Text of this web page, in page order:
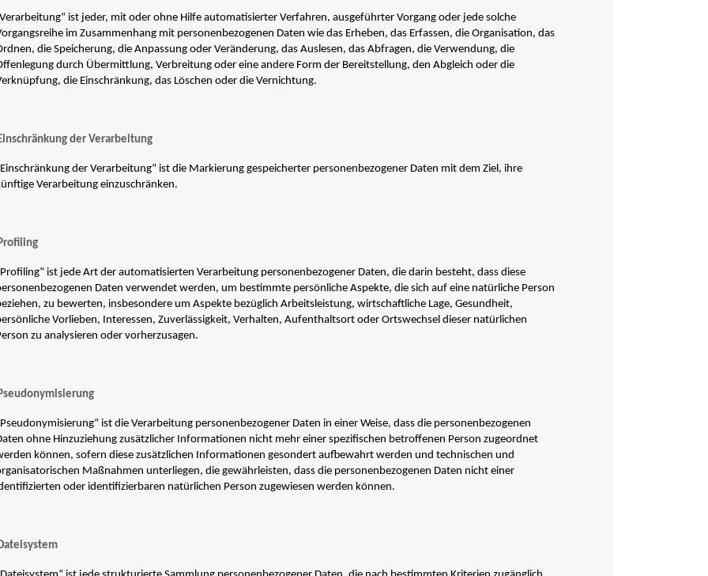
ist jeder, mit oder ohne Hilfe automatisierter Verfahren, ausgeführter Vorgang oder jede solche
im Zusammenhang mit personenbezogenen Daten wie das Erheben, das Erfassen, die Organisation, das
die Speicherung, die Anpassung oder Veränderung, das Auslesen, das Abfragen, die Verwendung, die
durch Übermittlung, Verbreitung oder eine andere Form der Bereitstellung, den Abgleich oder die
die Einschränkung, das Löschen oder die Vernichtung.
der Verarbeitung
der Verarbeitung“ ist die Markierung gespeicherter personenbezogener Daten mit dem Ziel, ihre
Verarbeitung einzuschränken.
ist jede Art der automatisierten Verarbeitung personenbezogener Daten, die darin besteht, dass diese
Daten verwendet werden, um bestimmte persönliche Aspekte, die sich auf eine natürliche Person
zu bewerten, insbesondere um Aspekte bezüglich Arbeitsleistung, wirtschaftliche Lage, Gesundheit,
Vorlieben, Interessen, Zuverlässigkeit, Verhalten, Aufenthaltsort oder Ortswechsel dieser natürlichen
zu analysieren oder vorherzusagen.
ist die Verarbeitung personenbezogener Daten in einer Weise, dass die personenbezogenen
ohne Hinzuziehung zusätzlicher Informationen nicht mehr einer spezifischen betroffenen Person zugeordnet
können, sofern diese zusätzlichen Informationen gesondert aufbewahrt werden und technischen und
Maßnahmen unterliegen, die gewährleisten, dass die personenbezogenen Daten nicht einer
oder identifizierbaren natürlichen Person zugewiesen werden können.